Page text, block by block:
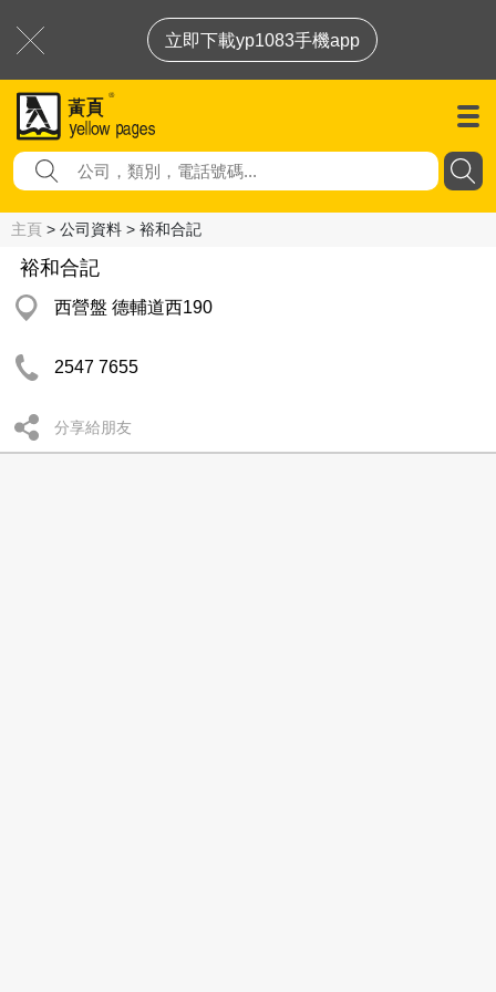
立即下載yp1083手機app
主頁 > 公司資料 > 裕和合記
裕和合記
西營盤 德輔道西190
2547 7655
分享給朋友